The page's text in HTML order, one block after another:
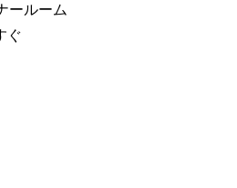
ルーム
ぐ